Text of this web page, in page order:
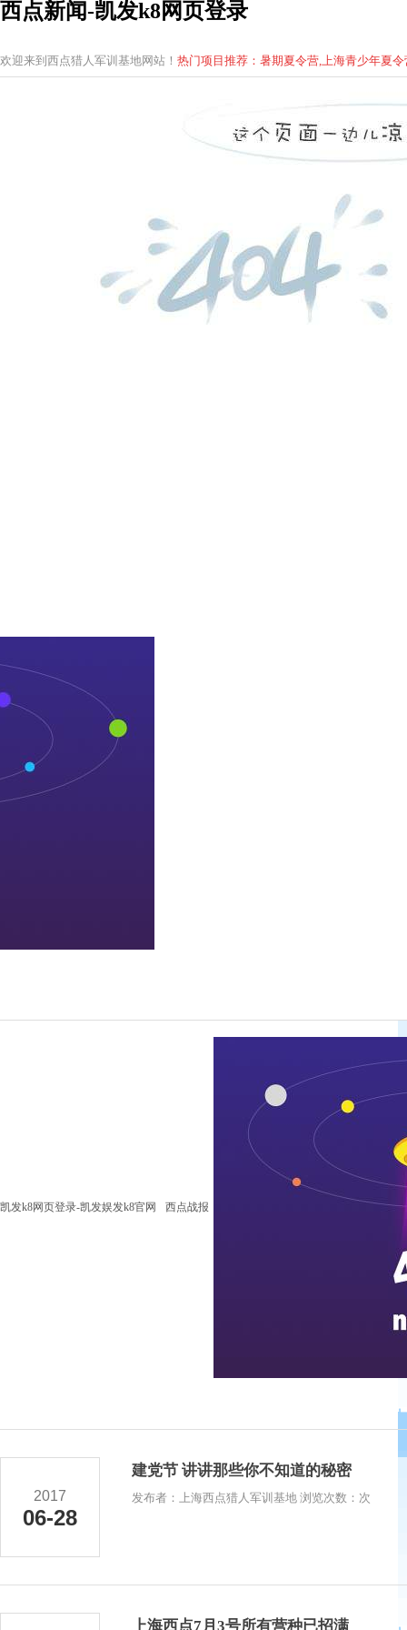
西点新闻-凯发k8网页登录
欢迎来到西点猎人军训基地网站！ 热门项目推荐：暑期夏令营,上海青少年夏令
凯发k8网页登录-凯发娱发k8官网 西点战报
2017
06-28
建党节 讲讲那些你不知道的秘密
发布者：上海西点猎人军训基地 浏览次数：次
上海西点7月3号所有营种已招满